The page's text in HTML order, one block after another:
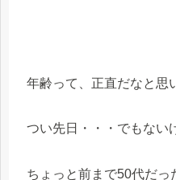
年齢って、正直だなと思
つい先日・・・でもない
ちょっと前まで50代だっ